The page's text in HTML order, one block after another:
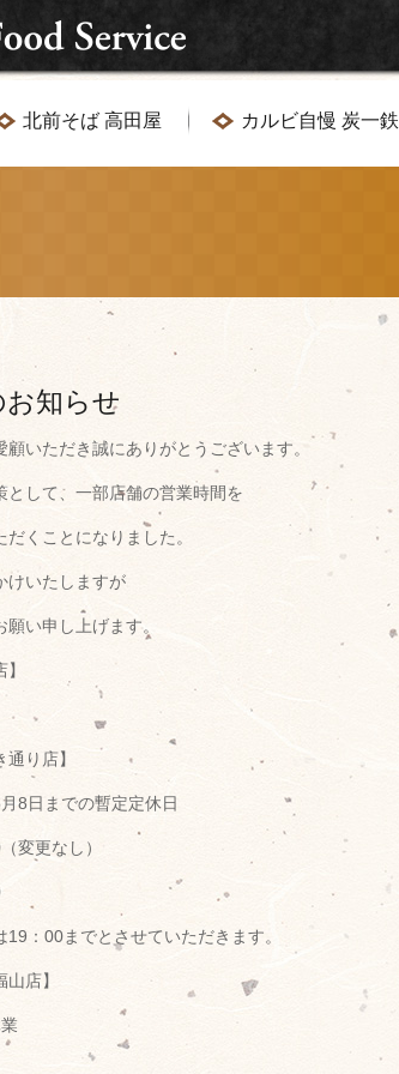
北前そば 高田屋 カルビ自慢 炭一鉄
知らせ
いただき誠にありがとうございます。
として、一部店舗の営業時間を
くことになりました。
けいたしますが
い申し上げます。
り店】
までの暫定定休日
更なし）
までとさせていただきます。
店】